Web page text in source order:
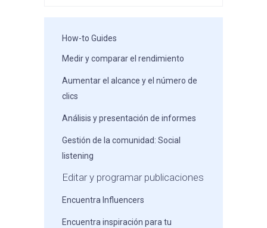
How-to Guides
Medir y comparar el rendimiento
Aumentar el alcance y el número de
clics
Análisis y presentación de informes
Gestión de la comunidad: Social
listening
Editar y programar publicaciones
Encuentra Influencers
Encuentra inspiración para tu